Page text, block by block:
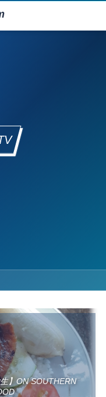
】ON SOUTHERN